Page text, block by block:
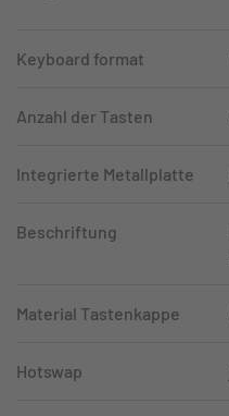
Keyboard format
Anzahl der Tasten
Integrierte Metallplatte
Beschriftung
Material Tastenkappe
Hotswap